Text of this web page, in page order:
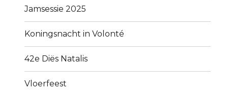
Jamsessie 2025
Koningsnacht in Volonté
42e Diës Natalis
Vloerfeest